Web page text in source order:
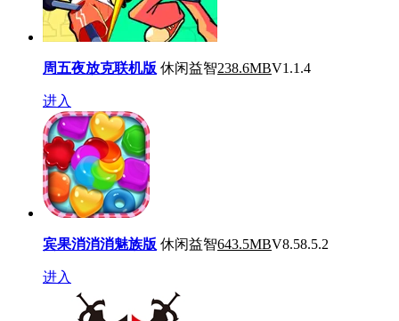
周五夜放克联机版 休闲益智238.6MBV1.1.4
进入
宾果消消消魅族版 休闲益智643.5MBV8.58.5.2
进入